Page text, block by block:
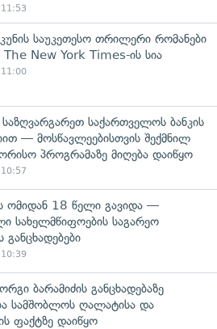
11:53
საუკეთესო თრილერი რომანები
New York Times-ის სია
11:00
საქართველოს ბანკის
— მოსწავლეებისთვის შექმნილ
პროგრამაზე მიღება დაიწყო
10:57
ომიდან 18 წელი გავიდა —
სახელმწიფოების საგარეო
განცხადებები
10:39
ბარამიძის განცხადებაზე
სამშობლოს ღალატისა და
ფაქტზე დაიწყო